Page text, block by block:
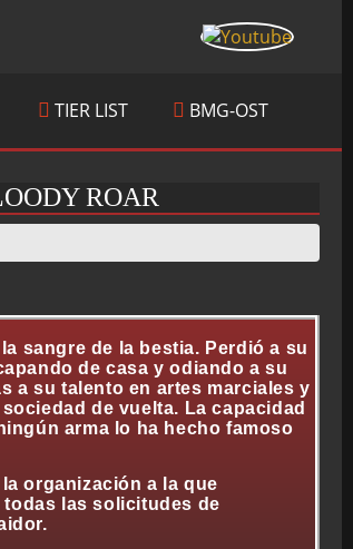
TIER LIST BMG-OST
ROAR
sangre de la bestia. Perdió a su
de casa y odiando a su
a su talento en artes marciales y
de vuelta. La capacidad
arma lo ha hecho famoso
organización a la que
todas las solicitudes de